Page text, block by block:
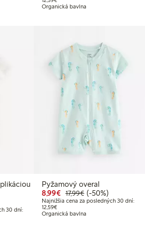
Organická bavlna
7,19 €
17,99 €
30 dní:
30 dní: 8,99 €
Pyžamový overal
8,99€ Zvýhodnená cena:
17,99€Bežná cena: 17,99
50% zľava
(-50%)
Najnižšia cena za posledných 30 dní:
12,59€Najnižšia cena za posledných 30
Organická bavlna